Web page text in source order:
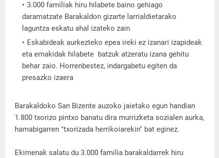
3.000 familiak hiru hilabete baino gehiago
daramatzate Barakaldon gizarte larrialdietarako
laguntza eskatu ahal izateko zain
Eskabideak aurkezteko epea ireki ez izanari izapideak
eta emakidak hilabete batzuk atzeratu izana gehitu
behar zaio. Horrenbestez, indargabetu egiten da
presazko izaera
Barakaldoko San Bizente auzoko jaietako egun handian
1.800 txorizo pintxo banatu dira murrizketa sozialen aurka,
hamabigarren "txorizada herrikoiarekin" bat eginez.
Ekimenak salatu du 3.000 familia barakaldarrek hiru